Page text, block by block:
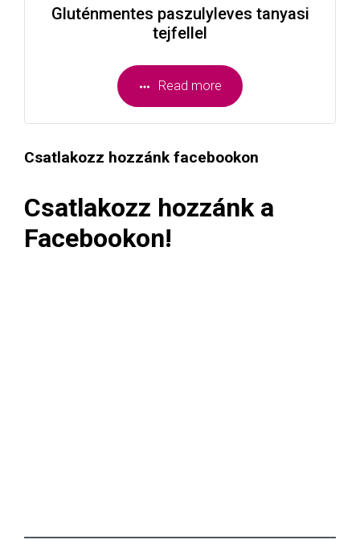
Gluténmentes paszulyleves tanyasi
tejfellel
Read more
Csatlakozz hozzánk facebookon
Csatlakozz hozzánk a
Facebookon!